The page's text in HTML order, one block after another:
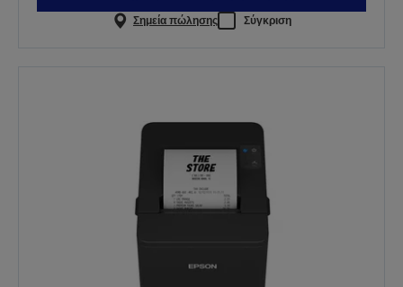
Σημεία πώλησης Σύγκριση